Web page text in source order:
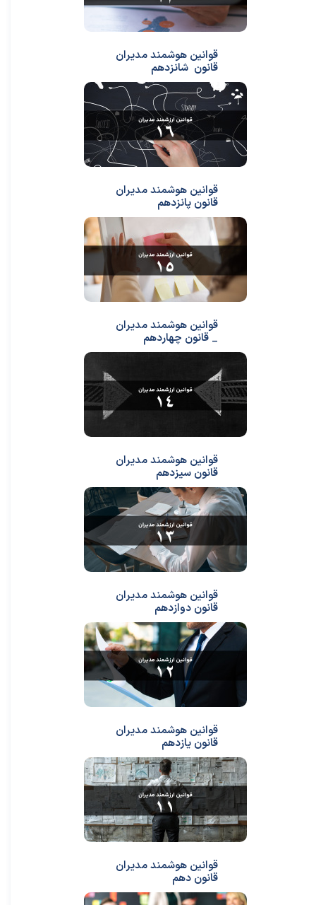
قوانین هوشمند مدیران
قانون شانزدهم
قوانین هوشمند مدیران
قانون پانزدهم
قوانین هوشمند مدیران
_ قانون چهاردهم
قوانین هوشمند مدیران
قانون سیزدهم
قوانین هوشمند مدیران
قانون دوازدهم
قوانین هوشمند مدیران
قانون یازدهم
قوانین هوشمند مدیران
قانون دهم